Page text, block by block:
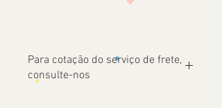
Para cotação do serviço de frete,
consulte-nos